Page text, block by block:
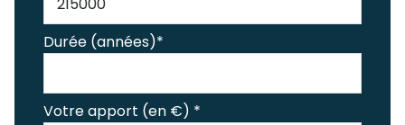
Durée (années)*
Votre apport (en €) *